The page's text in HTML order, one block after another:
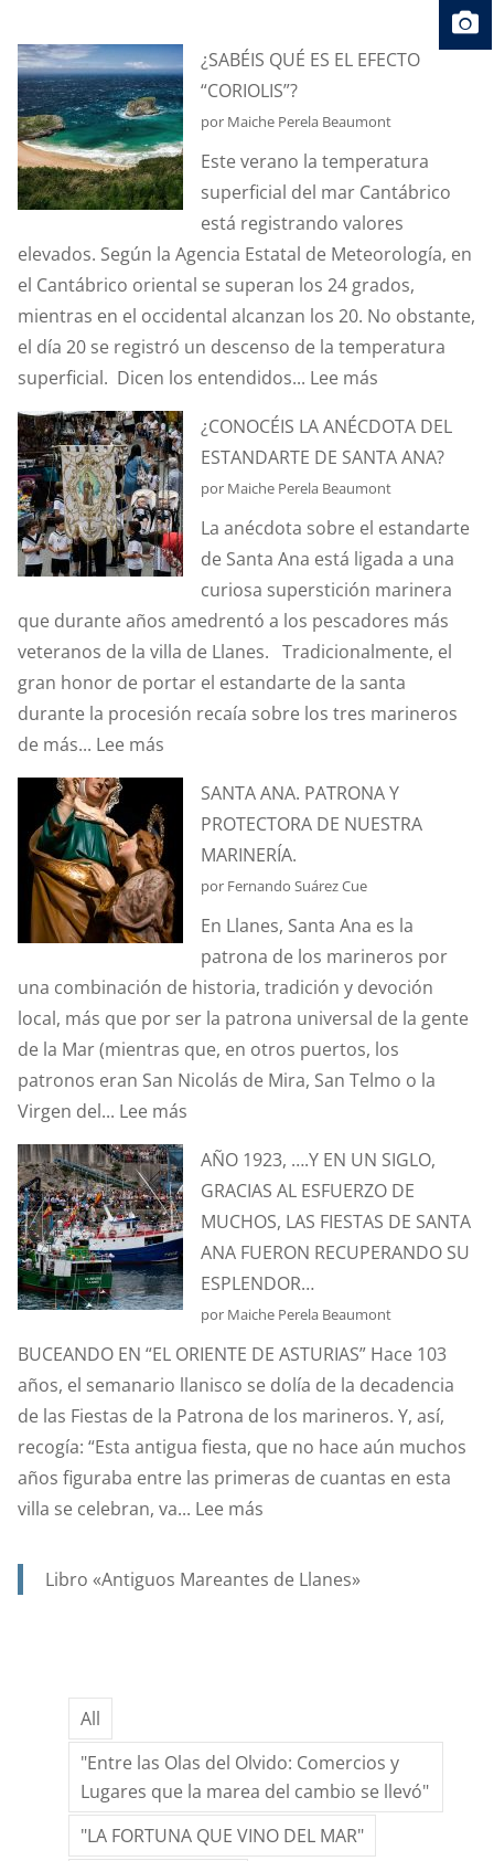
¿SABÉIS QUÉ ES EL EFECTO
“CORIOLIS”?
por Maiche Perela Beaumont
Este verano la temperatura
superficial del mar Cantábrico
está registrando valores
elevados. Según la Agencia Estatal de Meteorología, en
el Cantábrico oriental se superan los 24 grados,
mientras en el occidental alcanzan los 20. No obstante,
el día 20 se registró un descenso de la temperatura
superficial. Dicen los entendidos... Lee más:
QUÉ
ES
EL
EFECTO
“CORIOLIS”?
¿CONOCÉIS LA ANÉCDOTA DEL
ESTANDARTE DE SANTA ANA?
por Maiche Perela Beaumont
La anécdota sobre el estandarte
de Santa Ana está ligada a una
curiosa superstición marinera
que durante años amedrentó a los pescadores más
veteranos de la villa de Llanes. Tradicionalmente, el
gran honor de portar el estandarte de la santa
durante la procesión recaía sobre los tres marineros
de más... Lee más:
¿CONOCÉIS
ANÉCDOTA
DEL
ESTANDARTE
DE
SANTA
ANA?
SANTA ANA. PATRONA Y
PROTECTORA DE NUESTRA
MARINERÍA.
por Fernando Suárez Cue
En Llanes, Santa Ana es la
patrona de los marineros por
una combinación de historia, tradición y devoción
local, más que por ser la patrona universal de la gente
de la Mar (mientras que, en otros puertos, los
patronos eran San Nicolás de Mira, San Telmo o la
Virgen del... Lee más:
ANA.
PATRONA
PROTECTORA
DE
NUESTRA
MARINERÍA.
AÑO 1923, ….Y EN UN SIGLO,
GRACIAS AL ESFUERZO DE
MUCHOS, LAS FIESTAS DE SANTA
ANA FUERON RECUPERANDO SU
ESPLENDOR…
por Maiche Perela Beaumont
BUCEANDO EN “EL ORIENTE DE ASTURIAS” Hace 103
años, el semanario llanisco se dolía de la decadencia
de las Fiestas de la Patrona de los marineros. Y, así,
recogía: “Esta antigua fiesta, que no hace aún muchos
años figuraba entre las primeras de cuantas en esta
villa se celebran, va... Lee más:
1923,
AL
ESFUERZO
DE
MUCHOS,
Libro «Antiguos Mareantes de Llanes»
All
"Entre las Olas del Olvido: Comercios y
Lugares que la marea del cambio se llevó"
"LA FORTUNA QUE VINO DEL MAR"